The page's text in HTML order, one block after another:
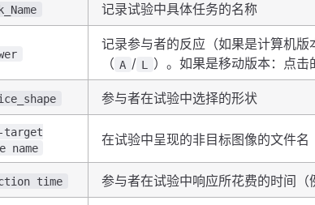
记录试验中具体任务的名称
记录参与者的反应（如果是计算机
（ A / L ）。如果是移动版本：点击
参与者在试验中选择的形状
target
name
在试验中呈现的非目标图像的文件名
time 参与者在试验中响应所花费的时间（